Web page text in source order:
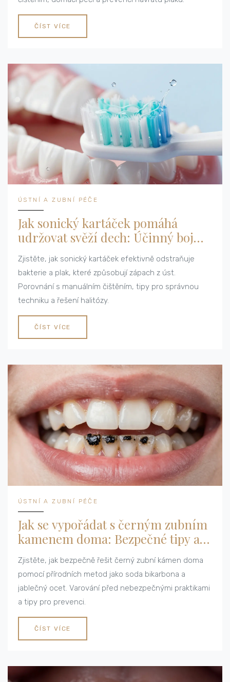
ČÍST VÍCE
ÚSTNÍ A ZUBNÍ PÉČE
Jak sonický kartáček pomáhá
udržovat svěží dech: Účinný boj
proti zápachu
Zjistěte, jak sonický kartáček efektivně odstraňuje
bakterie a plak, které způsobují zápach z úst.
Porovnání s manuálním čištěním, tipy pro správnou
techniku a řešení halitózy.
ČÍST VÍCE
ÚSTNÍ A ZUBNÍ PÉČE
Jak se vypořádat s černým zubním
kamenem doma: Bezpečné tipy a
varování
Zjistěte, jak bezpečně řešit černý zubní kámen doma
pomocí přírodních metod jako soda bikarbona a
jablečný ocet. Varování před nebezpečnými praktikami
a tipy pro prevenci.
ČÍST VÍCE